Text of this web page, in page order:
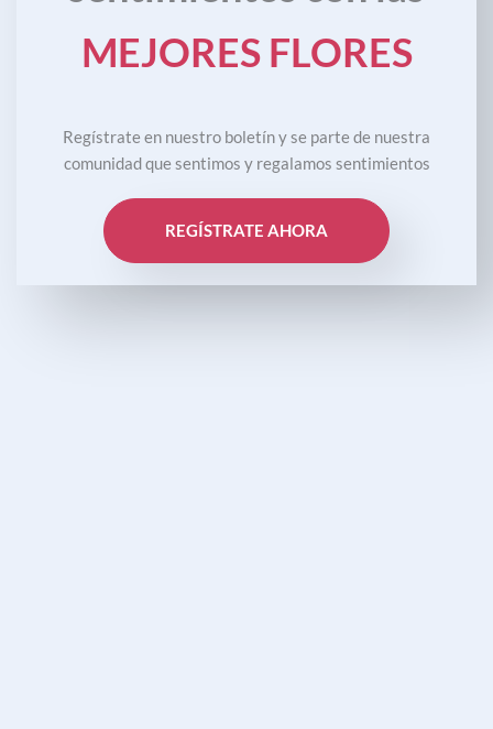
MEJORES FLORES
Regístrate en nuestro boletín y se parte de nuestra
comunidad que sentimos y regalamos sentimientos
REGÍSTRATE AHORA